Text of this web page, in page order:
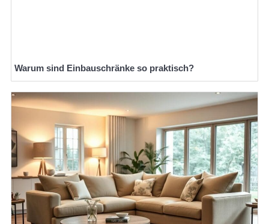
Warum sind Einbauschränke so praktisch?